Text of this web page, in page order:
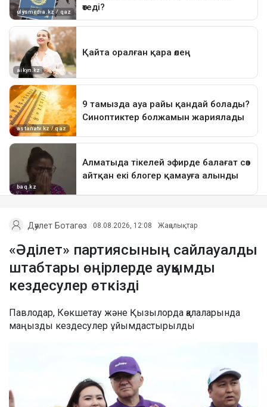
Дәулет Ботагөз 08.08.2026, 12:08 Жаңалықтар
«Әділет» партиясының сайлауалды
штабтары өңірлерде ауқымды
кездесулер өткізді
Павлодар, Көкшетау және Қызылорда қалаларында
маңызды кездесулер ұйымдастырылды